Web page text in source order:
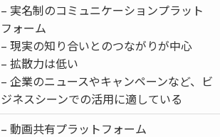
– 実名制のコミュニケーションプラット
フォーム
– 現実の知り合いとのつながりが中心
– 拡散力は低い
– 企業のニュースやキャンペーンなど、ビ
ジネスシーンでの活用に適している
– 動画共有プラットフォーム